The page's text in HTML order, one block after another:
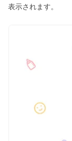
表示されます。